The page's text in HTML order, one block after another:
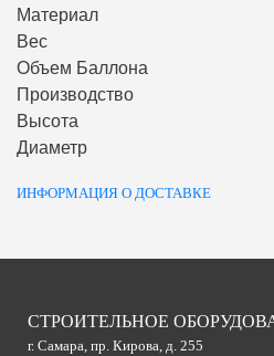
Материал
Вес
Объем Баллона
Производство
Высота
Диаметр
ИНФОРМАЦИЯ О ДОСТАВКЕ
СТРОИТЕЛЬНОЕ
г. Самара, пр. Кирова, д. 255